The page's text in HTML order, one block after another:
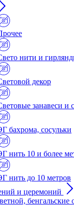
нити и
декор
занавеси и
бахрома, сосульки
нить 10 и более
нить до 10 метров
и церемоний
бенгальские